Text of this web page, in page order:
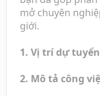
mở chuyên
giới.
1. Vị trí dự
2. Mô tả công